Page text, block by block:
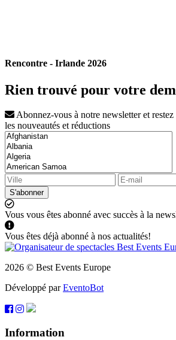
Rencontre - Irlande 2026
Rien trouvé pour votre
Abonnez-vous à notre newsletter et
les nouveautés et réductions
S'abonner
Vous vous êtes abonné avec succès à la
Vous êtes déjà abonné à nos actualités!
2026 © Best Events Europe
Développé parEventoBot
Information